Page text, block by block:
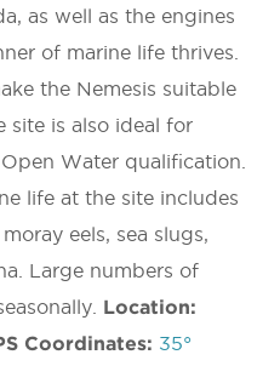
as well as the engines
of marine life thrives.
the Nemesis suitable
site is also ideal for
Water qualification.
life at the site includes
eels, sea slugs,
Large numbers of
Location:
Coordinates: 35°